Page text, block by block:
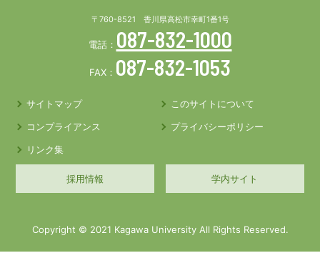
〒760-8521 香川県高松市幸町1番1号
電話： 087-832-1000
FAX： 087-832-1053
サイトマップ
このサイトについて
コンプライアンス
プライバシーポリシー
リンク集
採用情報 学内サイト
Copyright © 2021 Kagawa University All Rights Reserved.